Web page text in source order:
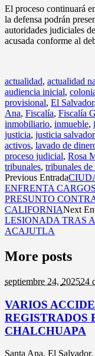
El proceso continuará
la defensa podrán
autoridades judiciales
acusada conforme al
actualidad, actualidad
audiencia inicial,
provisional, El Salvador,
Ana, Fiscalía, Fiscalía
inmobiliario, inmueble,
justicia, justicia
activos, lavado de
proceso judicial, Rosa
tribunales, tribunales
Previous Entrada
ENFRENTA
PRESUNTO
CALIFORNIANext
LESIONADA TRAS
ACAJUTLA
More posts
septiembre 24, 202524
VARIOS
REGISTRADOS
CHALCHUAPA
Santa Ana, El